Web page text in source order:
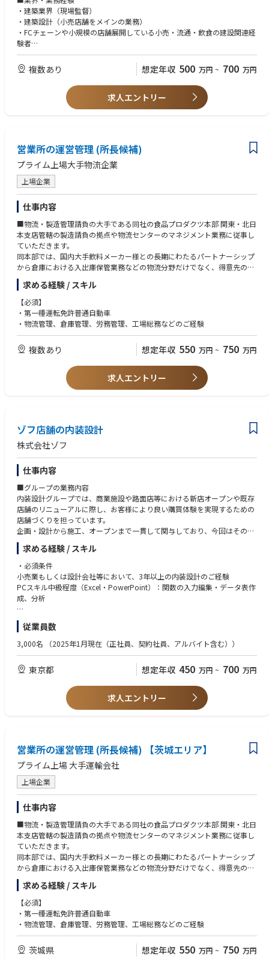
有とリソース配分を柔軟に変化させることで1年間にローンチする全拠点
をこのチームで対応しています。
への連携
・既存店運営に伴い発生するメンテナンス、緊急対応や計画修繕・災害対
応
・建築業界（現場監督）
・建築設計（小売店舗をメインの業務）
・FCチェーンや小規模の店舗展開している小売・流通・飲食の建設関連経
験者
歓迎要件
■業界・業務経験
・FCチェーンや小規模の店舗展開している小売・流通・飲食（部門経験年
複数あり 想定年収 500 万円 ~ 700 万円
求人エントリー
営業所の運営管理 (所長候補)
プライム上場大手物流企業
上場企業
仕事内容
■物流・製造管理請負の大手である同社の食品プロダクツ本部 関東・北日
本支店管轄の製造請負の拠点や物流センターのマネジメント業務に従事し
ていただきます。
同本部では、国内大手飲料メーカー様との長期にわたるパートナーシップ
から倉庫における入出庫保管業務などの物流分野だけでなく、得意先の製
造工場にて製造請負や設備の点検・製造ラインの改善業務なども行ってい
ます。
〇流通センター・配送センターの次世代リーダー・所長候補。まずは現場
実務から開始し、将来は収益管理や顧客交渉など拠点を一つの会社のよう
〇具体的な業務内容：
・労務・安全管理：スタッフの勤怠管理や安全な職場づくり
・数値管理：拠点収支の管理、請求業務
・拠点運営：将来的には予算管理や顧客との価格交渉、営業活動に従事し
求める経験 / スキル
【必須】
・第一種運転免許普通自動車
・物流管理、倉庫管理、労務管理、工場総務などのご経験
複数あり 想定年収 550 万円 ~ 750 万円
求人エントリー
ゾフ店舗の内装設計
株式会社ゾフ
仕事内容
■グループの業務内容
内装設計グループでは、商業施設や路面店等における新店オープンや既存
店舗のリニューアルに際し、お客様により良い購買体験を実現するための
店舗づくりを担っています。
企画・設計から施工、オープンまで一貫して関与しており、今回はその中
でも内装設計の担当者を募集します。
■業務内容（企画・設計）
図面設計・什器提案
…店舗の図面作成業務、眼鏡販売業務を理解し、最適なプランニング、
VMDに基づく什器設計、顧客を魅了する店舗装飾の提案を行う。
…各プロジェクトの進行管理、ディベロッパーとの打ち合わせや工事引渡
し立ち合いなどの業務
…既存店舗、商業施設の顧客市場や導線を調査理解し、最適な店舗レイア
社内（役員・店舗開発・営業・MDなど）調整業務
求める経験 / スキル
・必須条件
小売業もしくは設計会社等において、3年以上の内装設計のご経験
PCスキル中級程度（Excel・PowerPoint）：関数の入力編集・データ表作
成、分析
・歓迎条件
建築士(1級・2級)
商業施設テナント実務経験が3年以上
イラストレーター及びフォトショップのスキル中級程度
skethupなど3Dモデリングソフトの使用経験
従業員数
3,000名 （2025年1月現在（正社員、契約社員、アルバイト含む））
東京都 想定年収 450 万円 ~ 700 万円
求人エントリー
営業所の運営管理 (所長候補) 【茨城エリア】
プライム上場 大手運輸会社
上場企業
仕事内容
■物流・製造管理請負の大手である同社の食品プロダクツ本部 関東・北日
本支店管轄の製造請負の拠点や物流センターのマネジメント業務に従事し
ていただきます。
同本部では、国内大手飲料メーカー様との長期にわたるパートナーシップ
から倉庫における入出庫保管業務などの物流分野だけでなく、得意先の製
造工場にて製造請負や設備の点検・製造ラインの改善業務なども行ってい
ます。
〇具体的な業務内容：
・人事労務 (勤怠管理・採用)
・製造請負・貨物輸送及び営業倉庫に関わる事務所の運営全般
※将来的には、予算管理や取引先との価格交渉及び営業活動など業務範囲
求める経験 / スキル
【必須】
・第一種運転免許普通自動車
・物流管理、倉庫管理、労務管理、工場総務などのご経験
茨城県 想定年収 550 万円 ~ 750 万円